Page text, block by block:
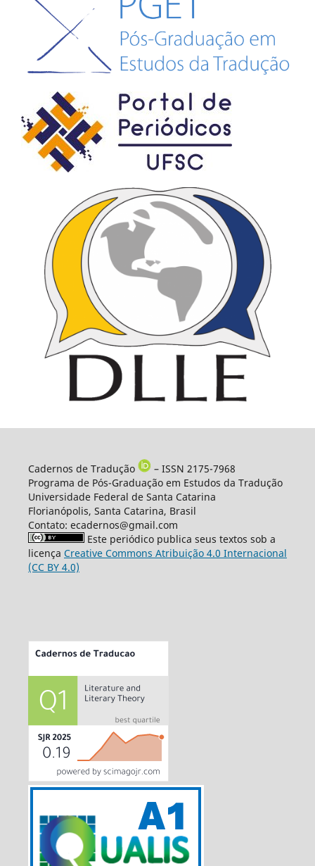
Cadernos de Tradução
– ISSN 2175-7968
Programa de Pós-Graduação em Estudos da Tradução
Universidade Federal de Santa Catarina
Florianópolis, Santa Catarina, Brasil
Contato: ecadernos@gmail.com
Este periódico publica seus textos sob a
licença Creative Commons Atribuição 4.0 Internacional
(CC BY 4.0)